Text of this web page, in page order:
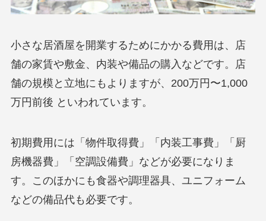
小さな居酒屋を開業するためにかかる費用は、店
舗の家賃や敷金、内装や備品の購入などです。店
舗の規模と立地にもよりますが、200万円〜1,000
万円前後 といわれています。
初期費用には「物件取得費」「内装工事費」「厨
房機器費」「空調設備費」などが必要になりま
す。このほかにも食器や調理器具、ユニフォーム
などの備品代も必要です。